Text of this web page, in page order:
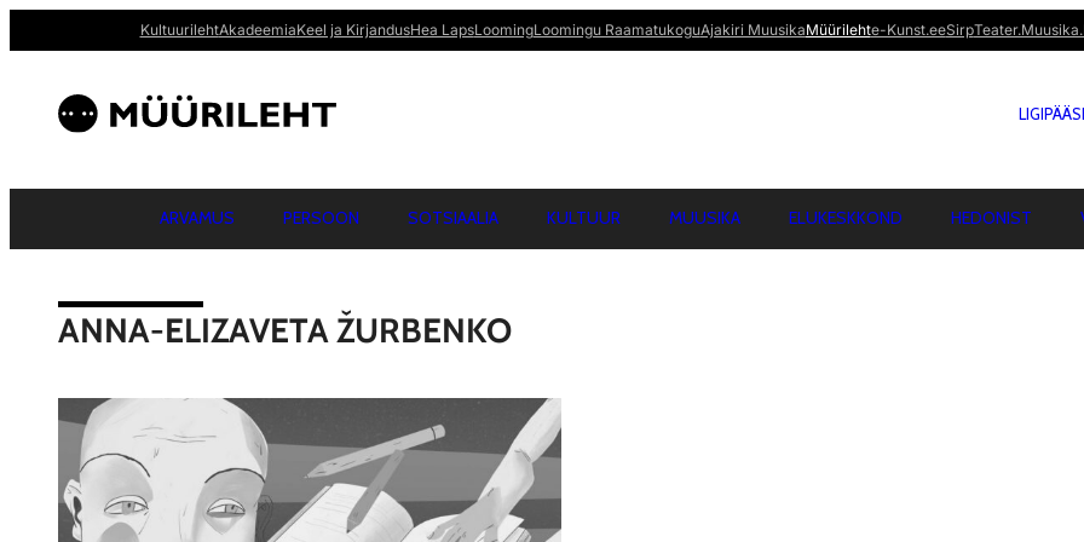
KultuurilehtAkadeemiaKeel ja KirjandusHea LapsLoomingLoomingu RaamatukoguAjakiri MuusikaMüürilehte-Kunst.eeSirp
ARVAMUS PERSOON SOTSIAALIA KULTUUR MUUSIKA ELUKESKKOND HEDONIST
ANNA-ELIZAVETA ŽURBENKO